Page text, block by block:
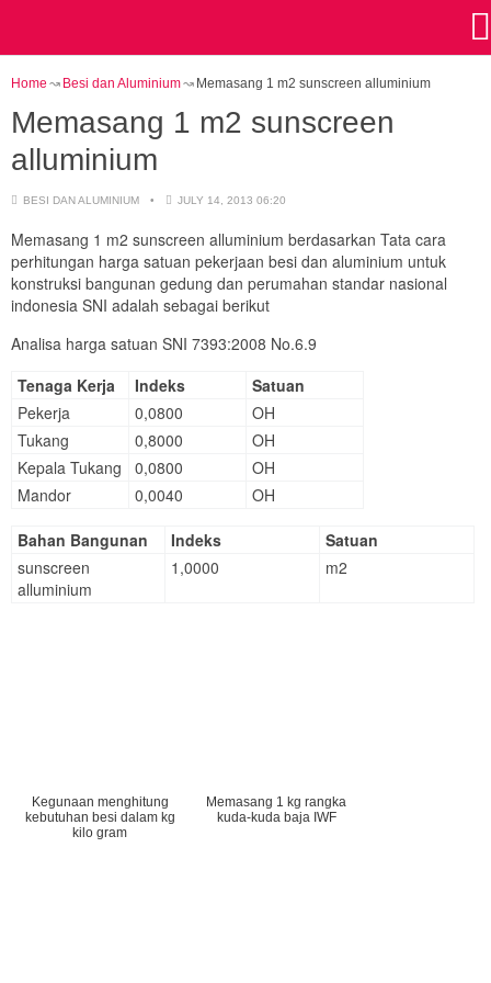
Home Besi dan Aluminium Memasang 1 m2 sunscreen alluminium
Memasang 1 m2 sunscreen
alluminium
BESI DAN ALUMINIUM JULY 14, 2013 06:20
Memasang 1 m2 sunscreen alluminium berdasarkan Tata cara
perhitungan harga satuan pekerjaan besi dan aluminium untuk
konstruksi bangunan gedung dan perumahan standar nasional
indonesia SNI adalah sebagai berikut
Analisa harga satuan SNI 7393:2008 No.6.9
Tenaga Kerja
Indeks
Satuan
Pekerja
0,0800
OH
Tukang
0,8000
OH
Kepala Tukang
0,0800
OH
Mandor
0,0040 OH
Bahan Bangunan Indeks
Satuan
sunscreen
alluminium
1,0000 m2
Kegunaan menghitung
kebutuhan besi dalam kg
kilo gram
Memasang 1 kg rangka
kuda-kuda baja IWF